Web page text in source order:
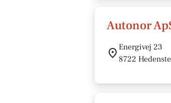
Autonor
Energivej 23
8722